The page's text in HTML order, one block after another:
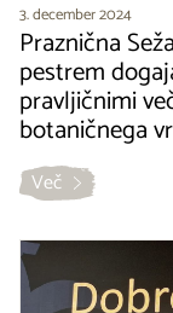
3. december 2024
Praznična
pestrem
pravljičnimi
botaničnega
Več